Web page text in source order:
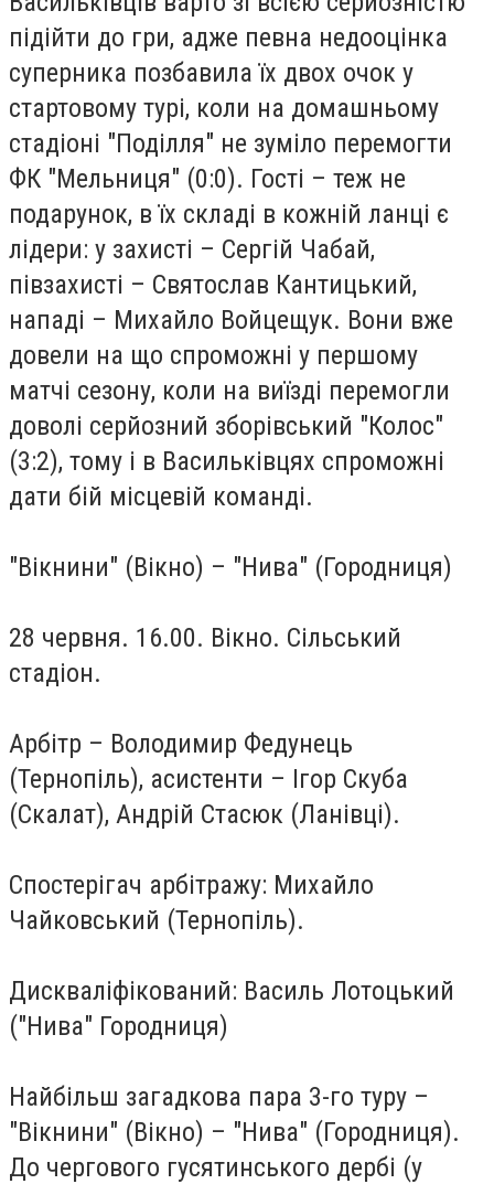
підійти до гри, адже певна недооцінка
суперника позбавила їх двох очок у
стартовому турі, коли на домашньому
стадіоні "Поділля" не зуміло перемогти
ФК "Мельниця" (0:0). Гості – теж не
подарунок, в їх складі в кожній ланці є
лідери: у захисті – Сергій Чабай,
півзахисті – Святослав Кантицький,
нападі – Михайло Войцещук. Вони вже
довели на що спроможні у першому
матчі сезону, коли на виїзді перемогли
доволі серйозний зборівський "Колос"
(3:2), тому і в Васильківцях спроможні
дати бій місцевій команді.
"Вікнини" (Вікно) – "Нива" (Городниця)
28 червня. 16.00. Вікно. Сільський
стадіон.
Арбітр – Володимир Федунець
(Тернопіль), асистенти – Ігор Скуба
(Скалат), Андрій Стасюк (Ланівці).
Спостерігач арбітражу: Михайло
Чайковський (Тернопіль).
Дискваліфікований: Василь Лотоцький
("Нива" Городниця)
Найбільш загадкова пара 3-го туру –
"Вікнини" (Вікно) – "Нива" (Городниця).
До чергового гусятинського дербі (у